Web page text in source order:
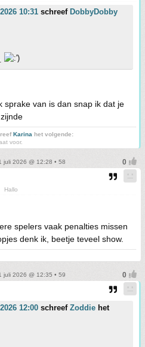
10:31 schreef DobbyDobby
sprake van is dan snap ik dat je
Karina het volgende:
voor.
juli 2026 @ 12:28 • 58
Hallo
spelers vaak penalties missen
denk ik, beetje teveel show.
juli 2026 @ 12:35 • 59
12:00 schreef Zoddie het